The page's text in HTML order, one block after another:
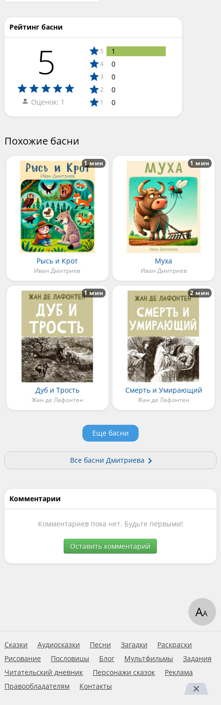
Рейтинг басни
5
Оценок: 1
5 1
4 0
3 0
2 0
1 0
Похожие басни
Рысь и Крот
Иван Дмитриев
1 мин
Муха
Иван Дмитриев
1 мин
Дуб и Трость
Жан де Лафонтен
1 мин
Смерть и Умирающий
Жан де Лафонтен
2 мин
Еще басни
Все басни Дмитриева
Комментарии
Комментариев пока нет. Будьте первыми!
Оставить комментарий
Сказки Аудиосказки Песни Загадки
Раскраски
Рисование
Пословицы Блог Мультфильмы
Задания
Читательский дневник
Персонажи сказок
Реклама
Правообладателям
Контакты
АА